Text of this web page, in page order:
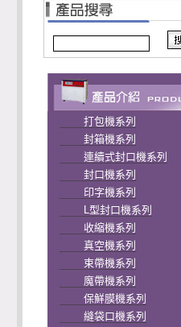
打包機系列
封箱機系列
連續式封口機系列
封口機系列
印字機系列
L型封口機系列
收縮機系列
真空機系列
束帶機系列
魔帶機系列
保鮮膜機系列
縫袋口機系列